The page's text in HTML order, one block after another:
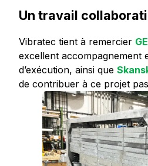
Un travail
Vibratec tient à remercier
excellent accompagnement
d’exécution, ainsi que
de contribuer à ce projet